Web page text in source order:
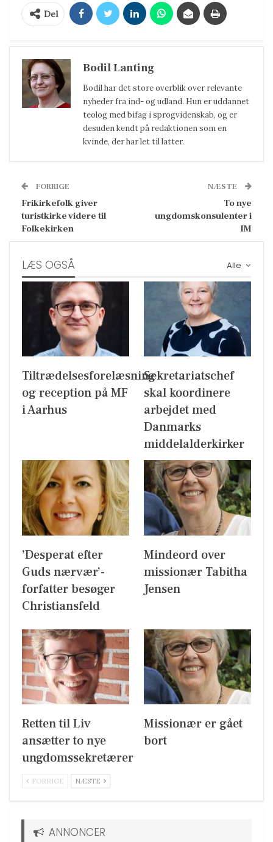
Del
Bodil Lanting
Bodil har det store overblik over relevante
nyheder fra ind- og udland. Hun er uddannet
teolog med bifag i sprogvidenskab, og er
desuden kendt på redaktionen som en
kvinde, der har let til latter.
FORRIGE
Frikirkefolk giver
turistkirke videre til
Folkekirken
NÆSTE
To nye
ungdomskonsulenter i
IM
Alle
LÆS OGSÅ
Tiltrædelsesforelæsning
og reception på MF
i Aarhus
Sekretariatschef
skal koordinere
arbejdet med
Danmarks
middelalderkirker
’Desperat efter
Guds nærvær’-
forfatter besøger
Christiansfeld
Mindeord over
missionær Tabitha
Jensen
Retten til Liv
ansætter to nye
ungdomssekretærer
Missionær er gået
bort
FORRIGE NÆSTE
ANNONCER